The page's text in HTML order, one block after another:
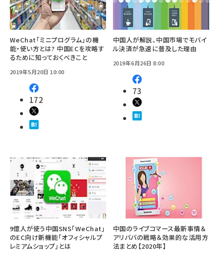
WeChat「ミニプログラム」の機
能・使い方とは? 中国ECを攻略す
るために知っておくべきこと
2019年5月20日 10:00
172
中国人が解説、中国市場でモバイ
ル決済が急速に普及した理由
2019年6月26日 8:00
73
9億人が使う中国SNS「WeChat」
のEC向け新機能「オフィシャルプ
レミアムショップ」とは
中国のライブコマース最新事情＆
アリババの戦略＆効果的な活用方
法まとめ【2020年】